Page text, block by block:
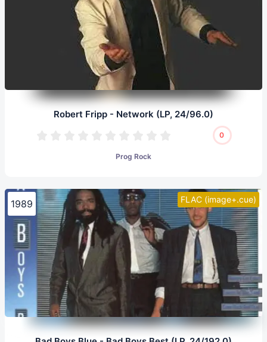
Robert Fripp - Network (LP, 24/96.0)
0
Prog Rock
FLAC (image+.cue)
1989